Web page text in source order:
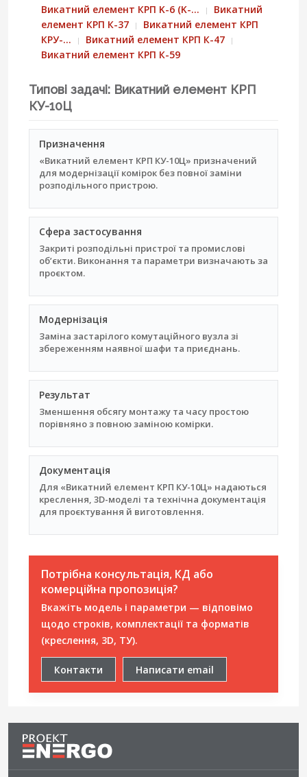
Викатний елемент КРП K-6 (K-…
Викатний
елемент КРП К-37
Викатний елемент КРП
КРУ-…
Викатний елемент КРП К-47
Викатний елемент КРП К-59
Типові задачі: Викатний елемент КРП
КУ-10Ц
Призначення
«Викатний елемент КРП КУ-10Ц» призначений
для модернізації комірок без повної заміни
розподільного пристрою.
Сфера застосування
Закриті розподільні пристрої та промислові
об’єкти. Виконання та параметри визначають за
проєктом.
Модернізація
Заміна застарілого комутаційного вузла зі
збереженням наявної шафи та приєднань.
Результат
Зменшення обсягу монтажу та часу простою
порівняно з повною заміною комірки.
Документація
Для «Викатний елемент КРП КУ-10Ц» надаються
креслення, 3D-моделі та технічна документація
для проєктування й виготовлення.
Потрібна консультація, КД або
комерційна пропозиція?
Вкажіть модель і параметри — відповімо
щодо строків, комплектації та форматів
(креслення, 3D, ТУ).
Контакти Написати email